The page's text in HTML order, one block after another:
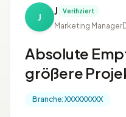
J J Verifiziert
Marketing Manager
Absolute
größere
Branche: XXXXXXXXX